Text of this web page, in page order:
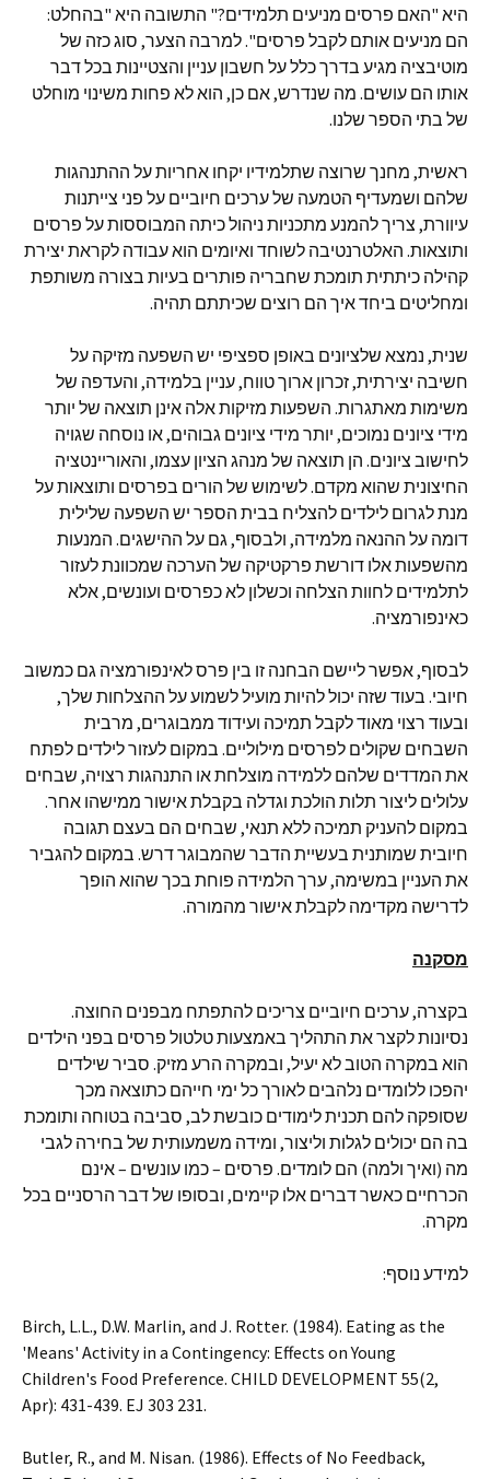
היא "האם פרסים מניעים תלמידים?" התשובה היא "בהחלט:
הם מניעים אותם לקבל פרסים". למרבה הצער, סוג כזה של
מוטיבציה מגיע בדרך כלל על חשבון עניין והצטיינות בכל דבר
אותו הם עושים. מה שנדרש, אם כן, הוא לא פחות משינוי מוחלט
של בתי הספר שלנו.
ראשית, מחנך שרוצה שתלמידיו יקחו אחריות על ההתנהגות
שלהם ושמעדיף הטמעה של ערכים חיוביים על פני צייתנות
עיוורת, צריך להמנע מתכניות ניהול כיתה המבוססות על פרסים
ותוצאות. האלטרנטיבה לשוחד ואיומים הוא עבודה לקראת יצירת
קהילה כיתתית תומכת שחבריה פותרים בעיות בצורה משותפת
ומחליטים ביחד איך הם רוצים שכיתתם תהיה.
שנית, נמצא שלציונים באופן ספציפי יש השפעה מזיקה על
חשיבה יצירתית, זכרון ארוך טווח, עניין בלמידה, והעדפה של
משימות מאתגרות. השפעות מזיקות אלה אינן תוצאה של יותר
מידי ציונים נמוכים, יותר מידי ציונים גבוהים, או נוסחה שגויה
לחישוב ציונים. הן תוצאה של מנהג הציון עצמו, והאוריינטציה
החיצונית שהוא מקדם. לשימוש של הורים בפרסים ותוצאות על
מנת לגרום לילדים להצליח בבית הספר יש השפעה שלילית
דומה על ההנאה מלמידה, ולבסוף, גם על ההישגים. המנעות
מהשפעות אלו דורשת פרקטיקה של הערכה שמכוונת לעזור
לתלמידים לחוות הצלחה וכשלון לא כפרסים ועונשים, אלא
כאינפורמציה.
לבסוף, אפשר ליישם הבחנה זו בין פרס לאינפורמציה גם כמשוב
חיובי. בעוד שזה יכול להיות מועיל לשמוע על ההצלחות שלך,
ובעוד רצוי מאוד לקבל תמיכה ועידוד ממבוגרים, מרבית
השבחים שקולים לפרסים מילוליים. במקום לעזור לילדים לפתח
את המדדים שלהם ללמידה מוצלחת או התנהגות רצויה, שבחים
עלולים ליצור תלות הולכת וגדלה בקבלת אישור ממישהו אחר.
במקום להעניק תמיכה ללא תנאי, שבחים הם בעצם תגובה
חיובית שמותנית בעשיית הדבר שהמבוגר דרש. במקום להגביר
את העניין במשימה, ערך הלמידה פוחת בכך שהוא הופך
לדרישה מקדימה לקבלת אישור מהמורה.
מסקנה
בקצרה, ערכים חיוביים צריכים להתפתח מבפנים החוצה.
נסיונות לקצר את התהליך באמצעות טלטול פרסים בפני הילדים
הוא במקרה הטוב לא יעיל, ובמקרה הרע מזיק. סביר שילדים
יהפכו ללומדים נלהבים לאורך כל ימי חייהם כתוצאה מכך
שסופקה להם תכנית לימודים כובשת לב, סביבה בטוחה ותומכת
בה הם יכולים לגלות וליצור, ומידה משמעותית של בחירה לגבי
מה (ואיך ולמה) הם לומדים. פרסים – כמו עונשים – אינם
הכרחיים כאשר דברים אלו קיימים, ובסופו של דבר הרסניים בכל
מקרה.
למידע נוסף:
Birch, L.L., D.W. Marlin, and J. Rotter. (1984). Eating as the
'Means' Activity in a Contingency: Effects on Young
Children's Food Preference. CHILD DEVELOPMENT 55(2,
Apr): 431-439. EJ 303 231.
Butler, R., and M. Nisan. (1986). Effects of No Feedback,